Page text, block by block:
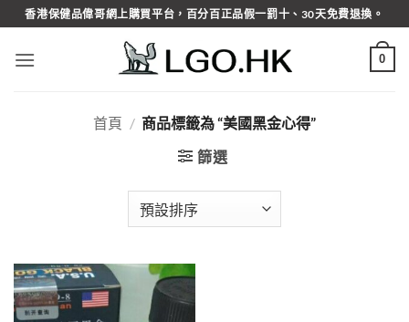
Skip
to
content
香港保健品偉哥網上購買平台，百分百正品假一罰十、30天免費退換。
0
首頁 / 商品標籤為 “美國黑金心得”
篩選